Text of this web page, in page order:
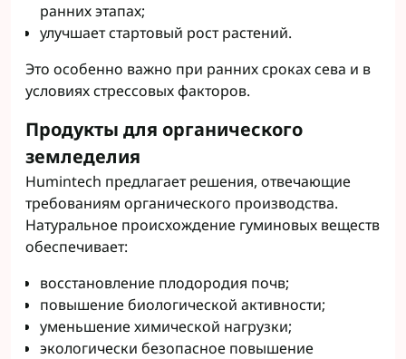
ранних этапах;
улучшает стартовый рост растений.
Это особенно важно при ранних сроках сева и в
условиях стрессовых факторов.
Продукты для органического
земледелия
Humintech предлагает решения, отвечающие
требованиям органического производства.
Натуральное происхождение гуминовых веществ
обеспечивает:
восстановление плодородия почв;
повышение биологической активности;
уменьшение химической нагрузки;
экологически безопасное повышение